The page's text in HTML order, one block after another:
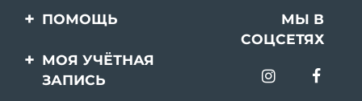
ПОМОЩЬ
Свяжитесь с нами
Заказ и доставка
МЫ В
СОЦСЕТЯХ
МОЯ УЧЁТНАЯ
ЗАПИСЬ